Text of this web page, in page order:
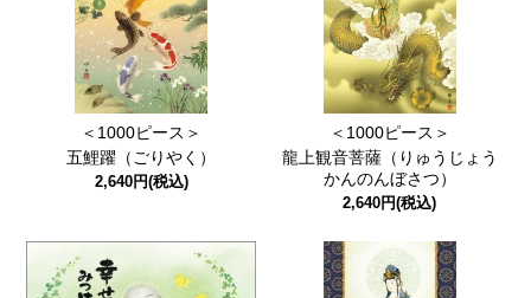
＜1000ピース＞
五鯉躍（ごりやく）
2,640円(税込)
＜1000ピース＞
龍上観音菩薩（りゅうじょう
かんのんぼさつ）
2,640円(税込)